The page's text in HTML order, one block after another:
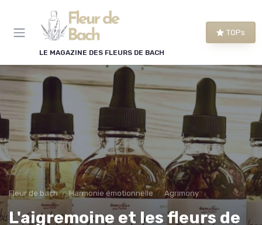
LE MAGAZINE DES FLEURS DE BACH
TOPs
Fleur de bach Harmonie émotionnelle Agrimony
L'aigremoine et les fleurs de